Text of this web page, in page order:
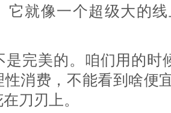
它就像一个超级大的
是完美的。咱们用的时
性消费，不能看到啥便
刀刃上。